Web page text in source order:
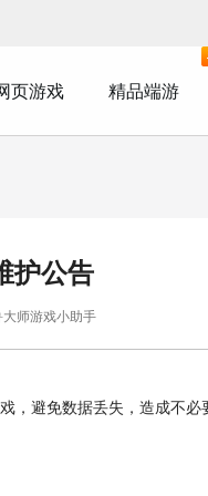
页游戏 精品端游
护公告
师游戏小助手
避免数据丢失，造成不必